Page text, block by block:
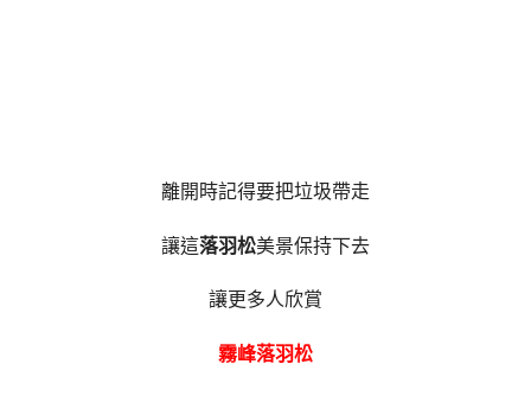
離開時記得要把垃圾帶走
讓這落羽松美景保持下去
讓更多人欣賞
霧峰落羽松